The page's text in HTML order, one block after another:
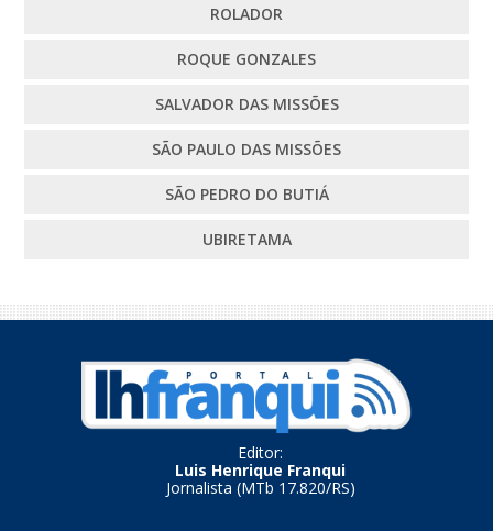
ROLADOR
ROQUE GONZALES
SALVADOR DAS MISSÕES
SÃO PAULO DAS MISSÕES
SÃO PEDRO DO BUTIÁ
UBIRETAMA
Editor:
Luis Henrique Franqui
Jornalista (MTb 17.820/RS)